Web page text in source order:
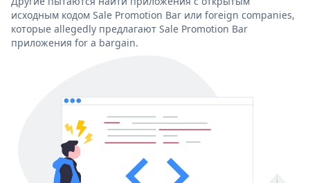
исходным кодом Sale Promotion Bar или foreign companies,
которые allegedly предлагают Sale Promotion Bar
приложения for a bargain.